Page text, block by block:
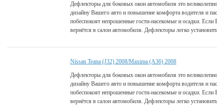
Дефлекторы для боковых окон автомобиля это
дизайну Вашего авто и повышение комфорта водителя и
побеспокоят непрошенные гости-насекомые и осадки.
вернётся в салон автомобиля. Дефлекторы легко
Nissan Teana (J32) 2008/Maxima (A36) 2008
Дефлекторы для боковых окон автомобиля это
дизайну Вашего авто и повышение комфорта водителя и
побеспокоят непрошенные гости-насекомые и осадки.
вернётся в салон автомобиля. Дефлекторы легко